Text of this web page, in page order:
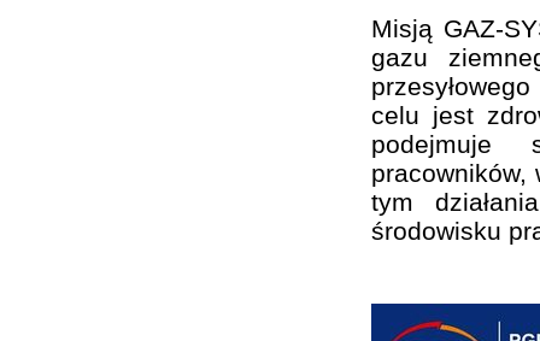
Misją GAZ-
gazu
celu jest
podejmuje
pracowników,
tym
środowisku